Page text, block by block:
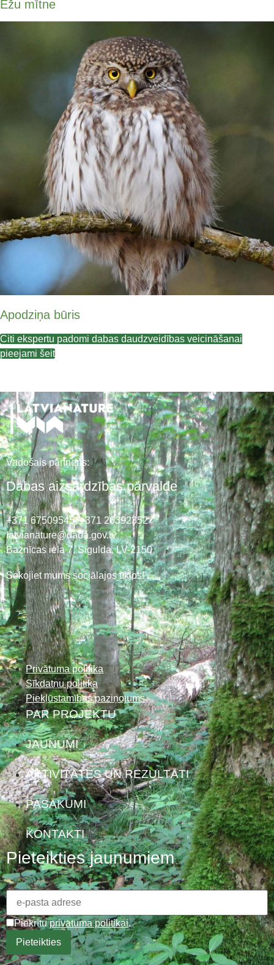
Ežu mītne
Apodziņa būris
Citi ekspertu padomi dabas daudzveidības veicināšanai
pieejami šeit
Vadošais partneris:
Dabas aizsardzības pārvalde
+371 67509545,+371 26392352
latvianature@daba.gov.lv
Baznīcas iela 7, Sigulda, LV-2150
Sekojiet mums sociālajos tīklos!
Privātuma politika
Sīkdatņu politika
Piekļūstamības paziņojums
PAR PROJEKTU
JAUNUMI
AKTIVITĀTES UN REZULTĀTI
PASĀKUMI
KONTAKTI
Pieteikties jaunumiem
Piekrītuprivātuma politikai.